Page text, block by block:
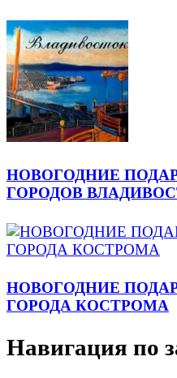
НОВОГОДНИЕ
ГОРОДОВ
НОВОГОДНИЕ
ГОРОДА КОСТРОМА
Навигация по